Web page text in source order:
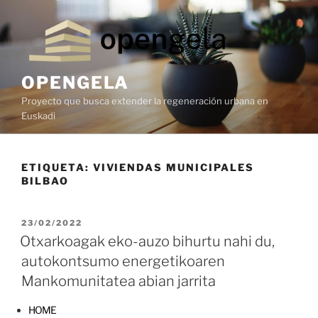
OPENGELA
Proyecto que busca extender la regeneración urbana en
Euskadi
ETIQUETA: VIVIENDAS MUNICIPALES
BILBAO
23/02/2022
Otxarkoagak eko-auzo bihurtu nahi du,
autokontsumo energetikoaren
Mankomunitatea abian jarrita
HOME